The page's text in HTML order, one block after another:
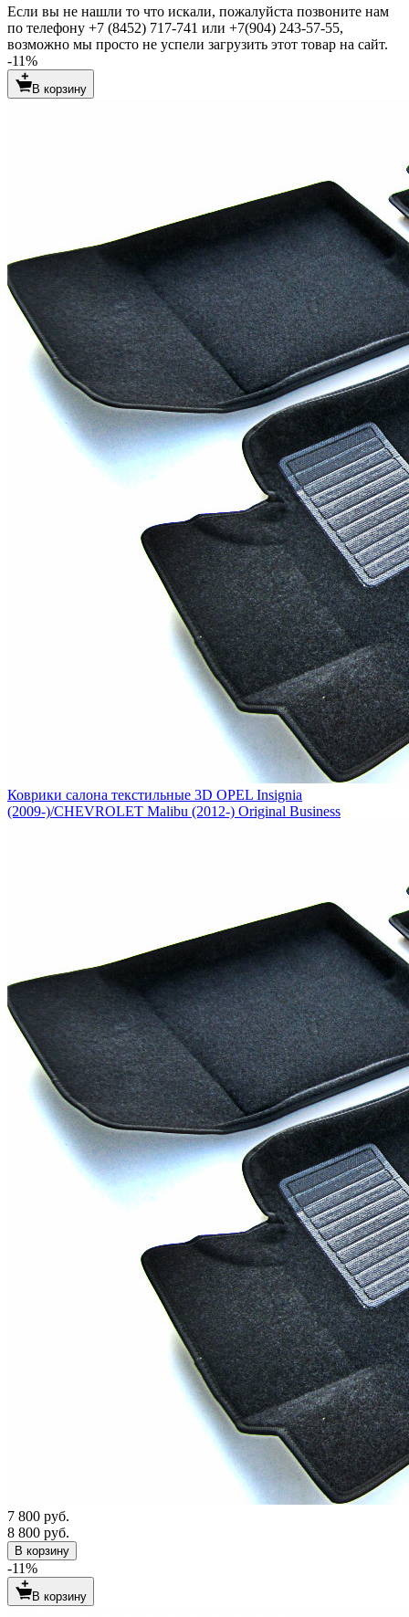
Если вы не нашли то что искали, пожалуйста позвоните нам
по телефону +7 (8452) 717-741 или +7(904) 243-57-55,
возможно мы просто не успели загрузить этот товар на сайт.
-11%
В корзину
Коврики салона текстильные 3D OPEL Insignia
(2009-)/CHEVROLET Malibu (2012-) Original Business
7 800 руб.
8 800 руб.
В корзину
-11%
В корзину